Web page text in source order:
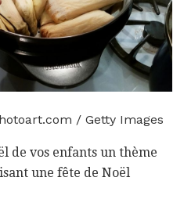
/ Getty Images
de vos enfants un thème
une fête de Noël